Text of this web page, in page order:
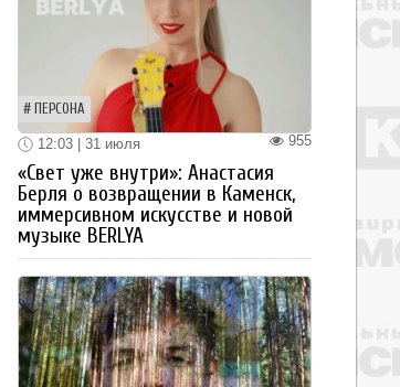
ПЕРСОНА
955
12:03 | 31 июля
«Свет уже внутри»: Анастасия
Берля о возвращении в Каменск,
иммерсивном искусстве и новой
музыке BERLYA